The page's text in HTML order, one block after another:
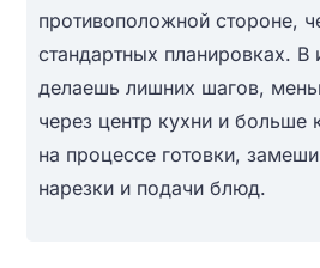
противоположной стороне,
стандартных планировках. В
делаешь лишних шагов,
через центр кухни и больше
на процессе готовки,
нарезки и подачи блюд.